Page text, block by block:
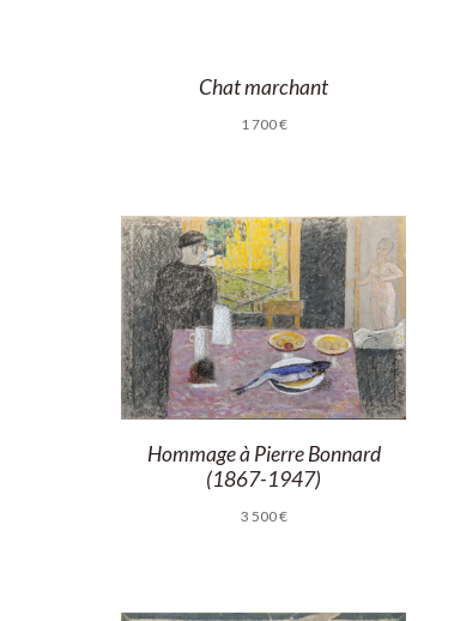
Chat marchant
1 700€
Hommage à Pierre Bonnard
(1867-1947)
3 500€